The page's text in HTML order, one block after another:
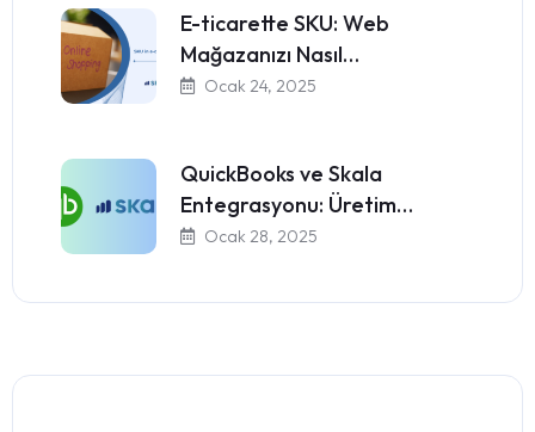
E-ticarette SKU: Web
Mağazanızı Nasıl…
Ocak 24, 2025
QuickBooks ve Skala
Entegrasyonu: Üretim…
Ocak 28, 2025